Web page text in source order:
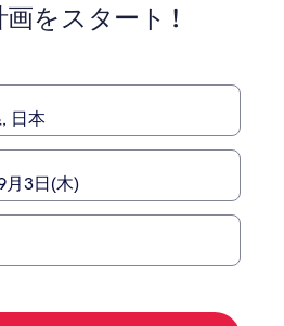
通
常
に
て
詳
細
示。
神
宮
をスタート !
日本
月3日(木)